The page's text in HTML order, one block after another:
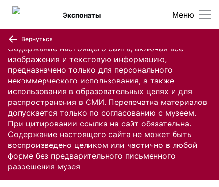
Содержание настоящего сайта, включая все
изображения и текстовую информацию,
предназначено только для персонального
некоммерческого использования, а также
использования в образовательных целях и для
распространения в СМИ. Перепечатка материалов
допускается только по согласованию с музеем.
При цитировании ссылка на сайт обязательна.
Содержание настоящего сайта не может быть
воспроизведено целиком или частично в любой
форме без предварительного письменного
разрешения музея
Меню
Экспонаты
Вернуться